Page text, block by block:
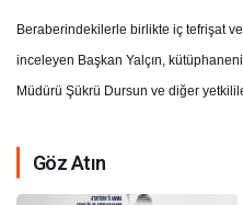
Beraberindekilerle birlikte iç tefrişat
inceleyen Başkan Yalçın,
Müdürü Şükrü Dursun ve diğer
Göz Atın